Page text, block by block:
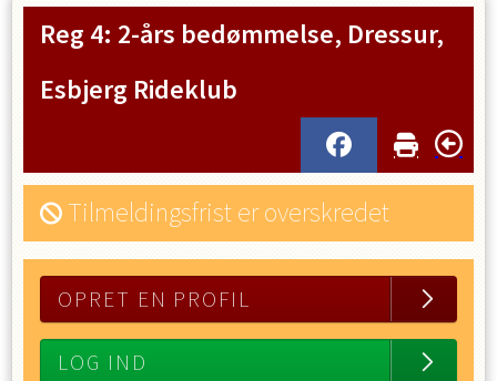
Reg 4: 2-års bedømmelse, Dressur,
Esbjerg Rideklub
Tilmeldingsfrist er overskredet
OPRET EN PROFIL
LOG IND